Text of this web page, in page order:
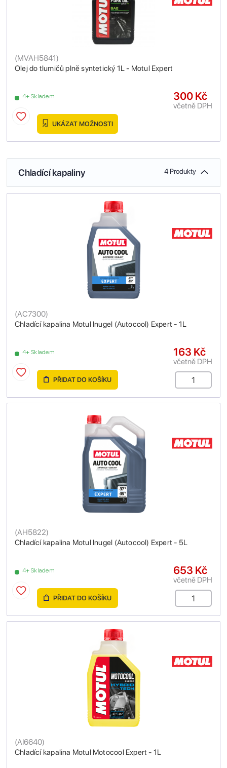
Olej do tlumičů plně syntetický 1L - Motul Expert
(MVAH5841)
4+ Skladem 300 Kč
včetně DPH
UKÁZAT MOŽNOSTI
Chladící kapaliny 4 Produkty
Chladící kapalina Motul Inugel (Autocool) Expert - 1L
(AC7300)
4+ Skladem 163 Kč
včetně DPH
PŘIDAT DO KOŠÍKU
Chladící kapalina Motul Inugel (Autocool) Expert - 5L
(AH5822)
4+ Skladem 653 Kč
včetně DPH
PŘIDAT DO KOŠÍKU
Chladící kapalina Motul Motocool Expert - 1L
(AI6640)